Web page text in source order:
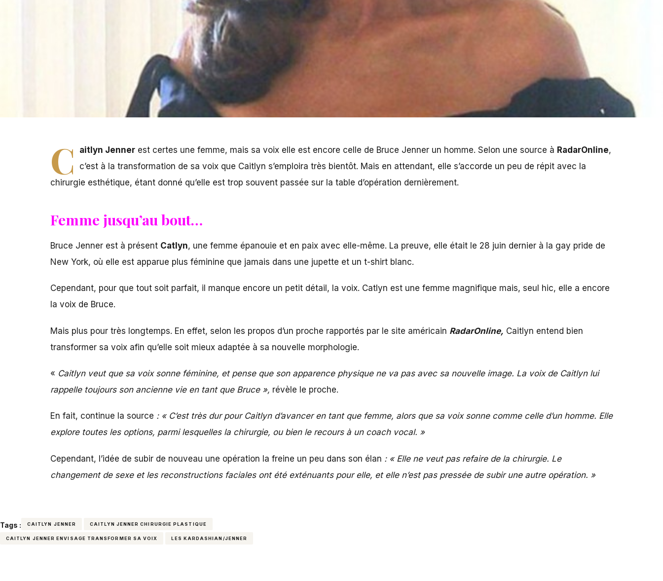
C aitlyn Jennerest certes une femme, mais sa voix elle est encore celle de Bruce Jenner un homme. Selon une source à RadarOnline,
c’est à la transformation de sa voix que Caitlyn s’emploira très bientôt. Mais en attendant, elle s’accorde un peu de répit avec la
chirurgie esthétique, étant donné qu’elle est trop souvent passée sur la table d’opération dernièrement.
Femme jusqu’au bout…
Bruce Jenner est à présent Catlyn, une femme épanouie et en paix avec elle-même. La preuve, elle était le 28 juin dernier à la gay pride de
New York, où elle est apparue plus féminine que jamais dans une jupette et un t-shirt blanc.
Cependant, pour que tout soit parfait, il manque encore un petit détail, la voix. Catlyn est une femme magnifique mais, seul hic, elle a encore
la voix de Bruce.
Mais plus pour très longtemps. En effet, selon les propos d’un proche rapportés par le site américain RadarOnline, Caitlyn entend bien
transformer sa voix afin qu’elle soit mieux adaptée à sa nouvelle morphologie.
« Caitlyn veut que sa voix sonne féminine, et pense que son apparence physique ne va pas avec sa nouvelle image. La voix de Caitlyn lui
rappelle toujours son ancienne vie en tant que Bruce », révèle le proche.
En fait, continue la source : « C’est très dur pour Caitlyn d’avancer en tant que femme, alors que sa voix sonne comme celle d’un homme. Elle
explore toutes les options, parmi lesquelles la chirurgie, ou bien le recours à un coach vocal. »
Cependant, l’idée de subir de nouveau une opération la freine un peu dans son élan : « Elle ne veut pas refaire de la chirurgie. Le
changement de sexe et les reconstructions faciales ont été exténuants pour elle, et elle n’est pas pressée de subir une autre opération. »
Tags : CAITLYN JENNER CAITLYN JENNER CHIRURGIE PLASTIQUE
CAITLYN JENNER ENVISAGE TRANSFORMER SA VOIX LES KARDASHIAN/JENNER